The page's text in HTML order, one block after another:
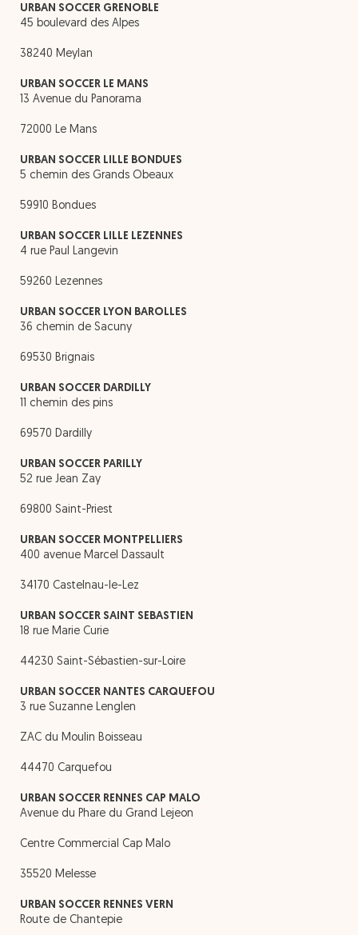
URBAN SOCCER GRENOBLE
45 boulevard des Alpes
38240 Meylan
URBAN SOCCER LE MANS
13 Avenue du Panorama
72000 Le Mans
URBAN SOCCER LILLE BONDUES
5 chemin des Grands Obeaux
59910 Bondues
URBAN SOCCER LILLE LEZENNES
4 rue Paul Langevin
59260 Lezennes
URBAN SOCCER LYON BAROLLES
36 chemin de Sacuny
69530 Brignais
URBAN SOCCER DARDILLY
11 chemin des pins
69570 Dardilly
URBAN SOCCER PARILLY
52 rue Jean Zay
69800 Saint-Priest
URBAN SOCCER MONTPELLIERS
400 avenue Marcel Dassault
34170 Castelnau-le-Lez
URBAN SOCCER SAINT SEBASTIEN
18 rue Marie Curie
44230 Saint-Sébastien-sur-Loire
URBAN SOCCER NANTES CARQUEFOU
3 rue Suzanne Lenglen
ZAC du Moulin Boisseau
44470 Carquefou
URBAN SOCCER RENNES CAP MALO
Avenue du Phare du Grand Lejeon
Centre Commercial Cap Malo
35520 Melesse
URBAN SOCCER RENNES VERN
Route de Chantepie